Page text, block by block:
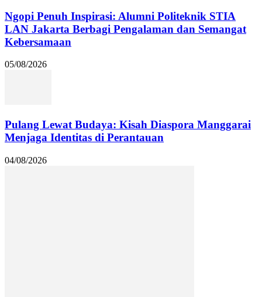
Ngopi Penuh Inspirasi: Alumni Politeknik STIA
LAN Jakarta Berbagi Pengalaman dan Semangat
Kebersamaan
05/08/2026
Pulang Lewat Budaya: Kisah Diaspora Manggarai
Menjaga Identitas di Perantauan
04/08/2026